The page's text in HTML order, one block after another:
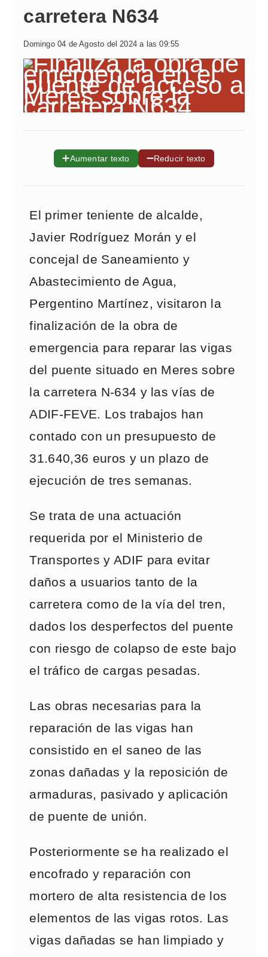
carretera N634
Domingo 04 de Agosto del 2024 a las 09:55
➕Aumentar texto ➖Reducir texto
El primer teniente de alcalde,
Javier Rodríguez Morán y el
concejal de Saneamiento y
Abastecimiento de Agua,
Pergentino Martínez, visitaron la
finalización de la obra de
emergencia para reparar las vigas
del puente situado en Meres sobre
la carretera N-634 y las vías de
ADIF-FEVE. Los trabajos han
contado con un presupuesto de
31.640,36 euros y un plazo de
ejecución de tres semanas.
Se trata de una actuación
requerida por el Ministerio de
Transportes y ADIF para evitar
daños a usuarios tanto de la
carretera como de la vía del tren,
dados los desperfectos del puente
con riesgo de colapso de este bajo
el tráfico de cargas pesadas.
Las obras necesarias para la
reparación de las vigas han
consistido en el saneo de las
zonas dañadas y la reposición de
armaduras, pasivado y aplicación
de puente de unión.
Posteriormente se ha realizado el
encofrado y reparación con
mortero de alta resistencia de los
elementos de las vigas rotos. Las
vigas dañadas se han limpiado y